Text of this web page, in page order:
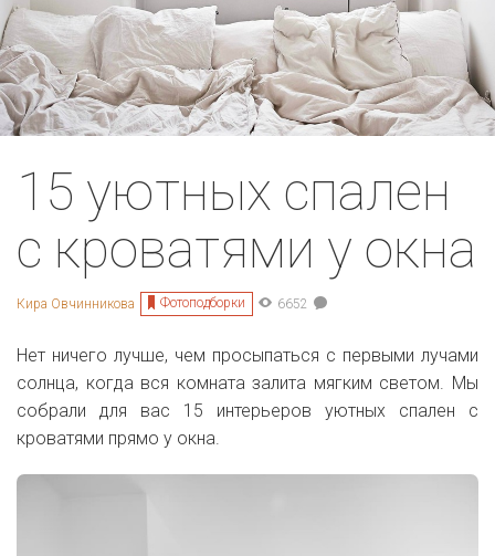
15 уютных спален
с кроватями у окна
Кира Овчинникова Фотоподборки 6652
Нет ничего лучше, чем просыпаться с первыми лучами
солнца, когда вся комната залита мягким светом. Мы
собрали для вас 15 интерьеров уютных спален с
кроватями прямо у окна.